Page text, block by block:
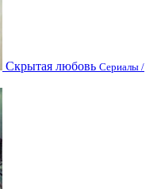
Скрытая любовь Сериалы /